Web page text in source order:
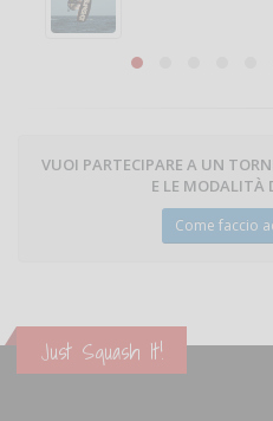
VUOI PARTECIPARE A UN
E LE MODALITÀ
Come faccio
Just Squash It!